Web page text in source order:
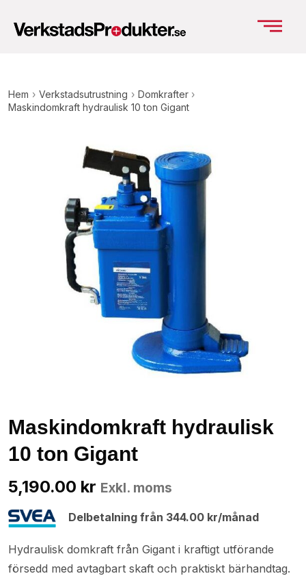
Hem › Verkstadsutrustning › Domkrafter ›
Maskindomkraft hydraulisk 10 ton Gigant
Delbetalning från 344.00 kr/månad
5,190.00 kr Exkl. moms
Maskindomkraft hydraulisk
10 ton Gigant
Hydraulisk domkraft från Gigant i kraftigt utförande
försedd med avtagbart skaft och praktiskt bärhandtag.